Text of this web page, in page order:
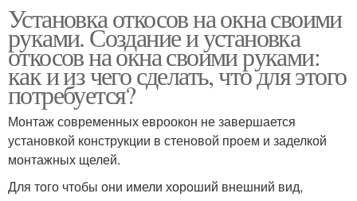
Установка откосов на окна своими
руками. Создание и установка
откосов на окна своими руками:
как и из чего сделать, что для этого
потребуется?
Монтаж современных евроокон не завершается
установкой конструкции в стеновой проем и заделкой
монтажных щелей.
Для того чтобы они имели хороший внешний вид,